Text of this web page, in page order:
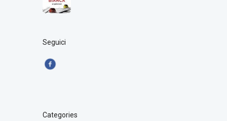
Seguici
Categories